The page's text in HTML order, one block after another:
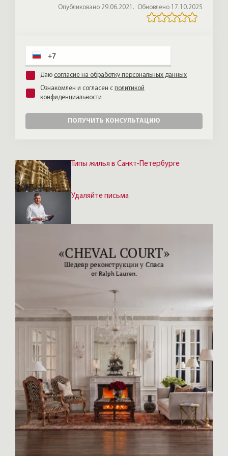
Типы жилья в Санкт-Петербурге
Удаляйте письма
Опубликовано 29.06.2021. Обновлено 17.10.2025
Даю согласие на обработку персональных данных
Ознакомлен и согласен с политикой
конфиденциальности
ПОЛУЧИТЬ КОНСУЛЬТАЦИЮ